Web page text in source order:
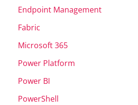
Endpoint Management
Fabric
Microsoft 365
Power Platform
Power BI
PowerShell